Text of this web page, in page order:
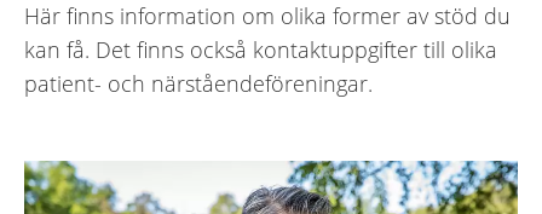
Här finns information om olika former av stöd du
kan få. Det finns också kontaktuppgifter till olika
patient- och närståendeföreningar.